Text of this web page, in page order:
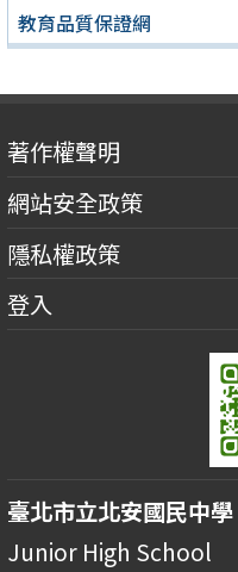
教育品質保證網
著作權聲明
網站安全政策
隱私權政策
登入
臺北市立北安國民中學
Junior High School